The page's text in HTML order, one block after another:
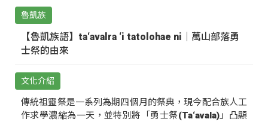
魯凱族
【魯凱族語】ta‘avalra ‘i tatolohae ni｜萬山部落勇
士祭的由來
文化介紹
傳統祖靈祭是一系列為期四個月的祭典，現今配合族人工
作求學濃縮為一天，並特別將「勇士祭(Ta‘avala)」凸顯